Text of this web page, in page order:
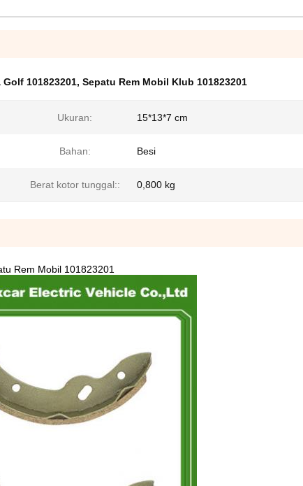
Golf 101823201, Sepatu Rem Mobil Klub 101823201
Ukuran: 15*13*7 cm
Bahan: Besi
Berat kotor tunggal:: 0,800 kg
Rem Mobil 101823201